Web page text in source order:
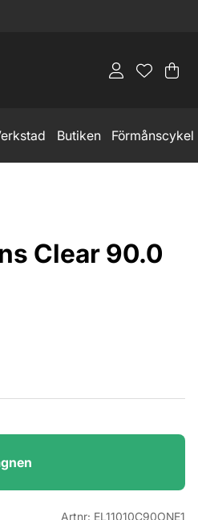
.
Butiken Förmånscykel
Clear 90.0
Artnr: EL11010C90ONE1